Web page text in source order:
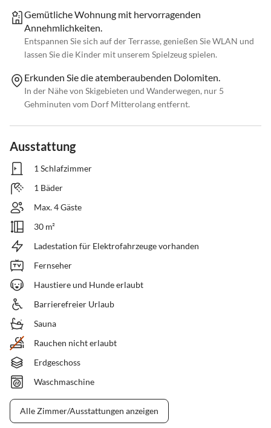
Gemütliche Wohnung mit hervorragenden
Annehmlichkeiten.
Entspannen Sie sich auf der Terrasse, genießen Sie WLAN und
lassen Sie die Kinder mit unserem Spielzeug spielen.
Erkunden Sie die atemberaubenden Dolomiten.
In der Nähe von Skigebieten und Wanderwegen, nur 5
Gehminuten vom Dorf Mitterolang entfernt.
Ausstattung
1 Schlafzimmer
1 Bäder
Max. 4 Gäste
30 m²
Ladestation für Elektrofahrzeuge vorhanden
Fernseher
Haustiere und Hunde erlaubt
Barrierefreier Urlaub
Sauna
Rauchen nicht erlaubt
Erdgeschoss
Waschmaschine
Alle Zimmer/Ausstattungen anzeigen